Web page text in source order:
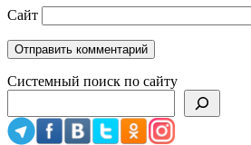
Сайт
Системный поиск по сайту